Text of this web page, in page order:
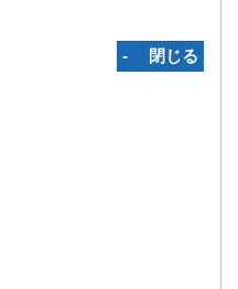
‐ 閉じる